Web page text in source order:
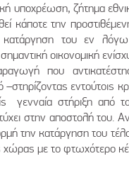
υποχρέωση, ζήτημα
κάποτε την
του εν λόγω
οικονομική
που
–στηρίζοντας εντούτοις
στήριξη από
στην αποστολή του.
την κατάργηση του
χώρας με το φτωχότερο